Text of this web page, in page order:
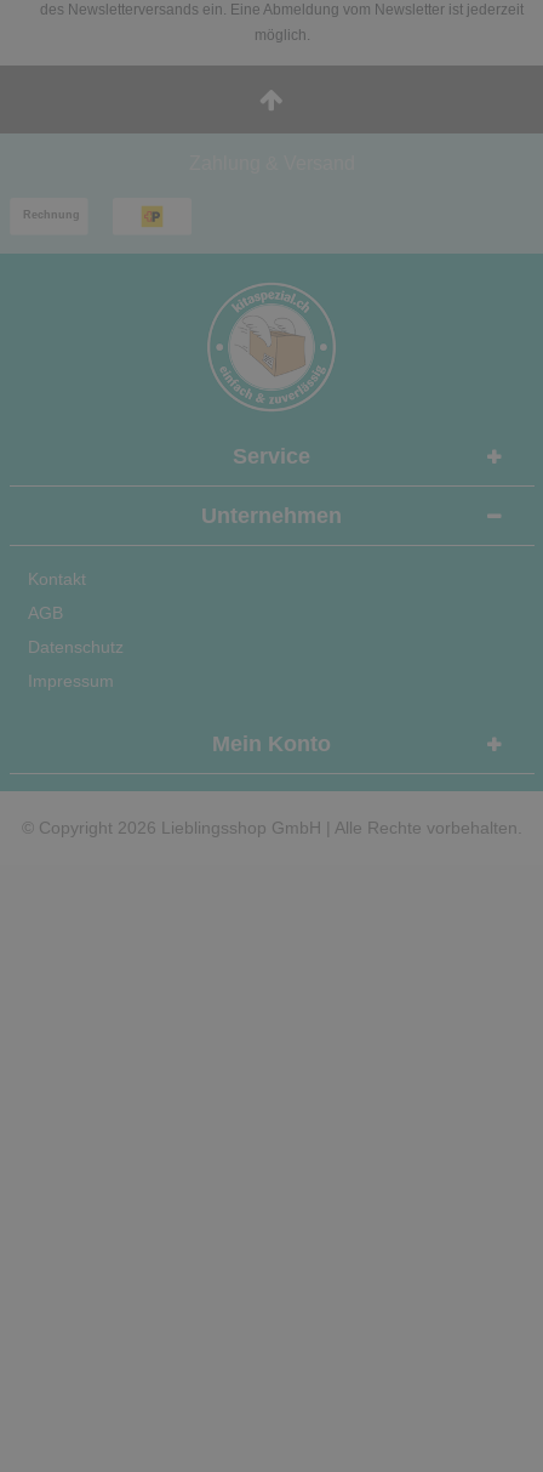
des Newsletterversands ein. Eine Abmeldung vom Newsletter ist jederzeit
möglich.
Service
Unternehmen
Kontakt
AGB
Datenschutz
Impressum
Mein Konto
© Copyright 2026 Lieblingsshop GmbH | Alle Rechte vorbehalten.